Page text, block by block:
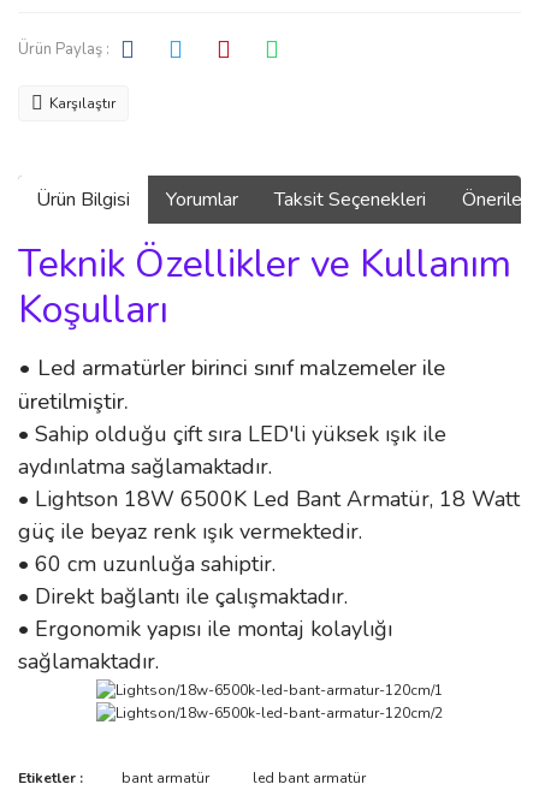
Ürün Paylaş :
Karşılaştır
Ürün Bilgisi Yorumlar Taksit Seçenekleri
Teknik Özellikler ve Kullanım
Koşulları
• Led armatürler birinci sınıf malzemeler ile
üretilmiştir.
• Sahip olduğu çift sıra LED'li yüksek ışık ile
aydınlatma sağlamaktadır.
• Lightson 18W 6500K Led Bant Armatür, 18 Watt
güç ile beyaz renk ışık vermektedir.
• 60 cm uzunluğa sahiptir.
• Direkt bağlantı ile çalışmaktadır.
• Ergonomik yapısı ile montaj kolaylığı
sağlamaktadır.
Bu ürünün fiyat bilgisi, resim, ürün açıklamalarında ve diğer
Etiketler : bant armatür
led bant armatür